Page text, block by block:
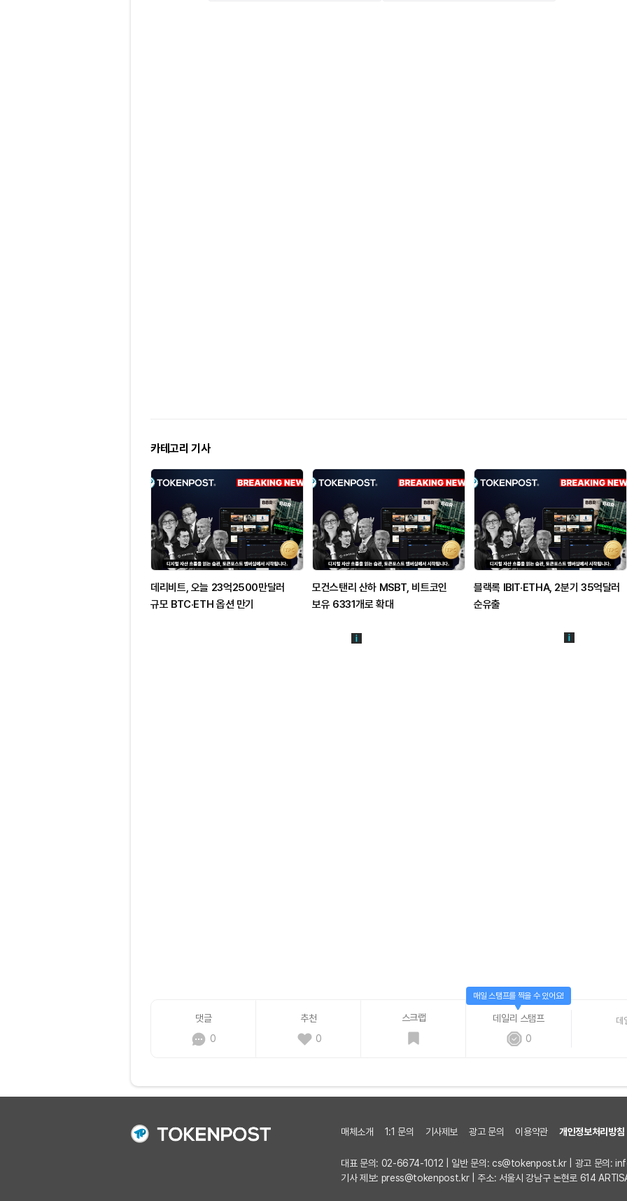
카테고리 기사
데리비트, 오늘 23억2500만달러
규모 BTC·ETH 옵션 만기
모건스탠리 산하 MSBT, 비트코인
보유 6331개로 확대
블랙록 IBIT·ETHA, 2분기 35억달러
순유출
댓글
0
추천
0
스크랩
데일리 스탬프
0
매일 스탬프를 찍을 수 있어요!
데
매체소개 1:1 문의 기사제보 광고 문의 이용약관 개인정보처리방침
대표 문의: 02-6674-1012 | 일반 문의: cs@tokenpost.kr| 광고 문의:
기사 제보: press@tokenpost.kr| 주소: 서울시 강남구 논현로 614